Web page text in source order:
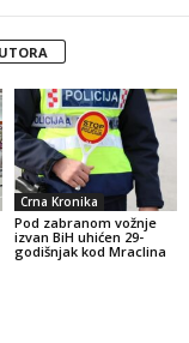
Crna Kronika
Pod zabranom vožnje
izvan BiH uhićen 29-
godišnjak kod Mraclina